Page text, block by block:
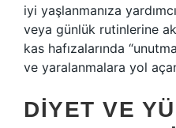
iyi yaşlanmanıza
veya günlük rutinlerine
kas hafızalarında
ve yaralanmalara yol
DIYET VE